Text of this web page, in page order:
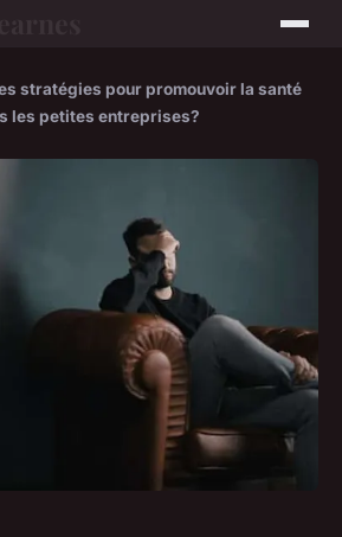
stratégies pour promouvoir la santé
les petites entreprises?